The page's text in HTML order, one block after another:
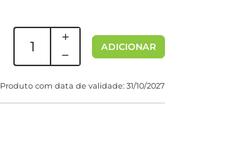
ADICIONAR
Produto com data de validade: 31/10/2027